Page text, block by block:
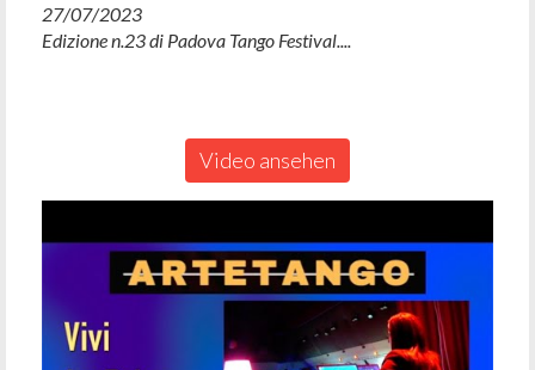
27/07/2023
Edizione n.23 di Padova Tango Festival....
Video ansehen